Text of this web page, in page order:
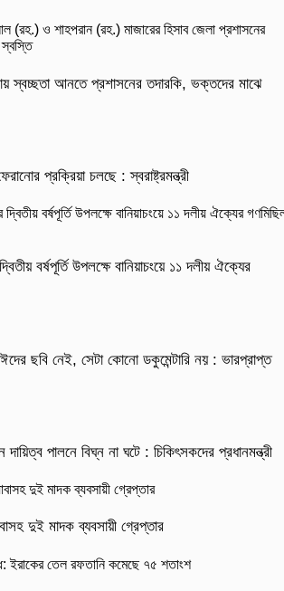
স্বচ্ছতা আনতে প্রশাসনের তদারকি, ভক্তদের মাঝে
প্রক্রিয়া চলছে : স্বরাষ্ট্রমন্ত্রী
বর্ষপূর্তি উপলক্ষে বানিয়াচংয়ে ১১ দলীয় ঐক্যের
ছবি নেই, সেটা কোনো ডকুমেন্টারি নয় : ভারপ্রাপ্ত
দায়িত্ব পালনে বিঘ্ন না ঘটে : চিকিৎসকদের প্রধানমন্ত্রী
দুই মাদক ব্যবসায়ী গ্রেপ্তার